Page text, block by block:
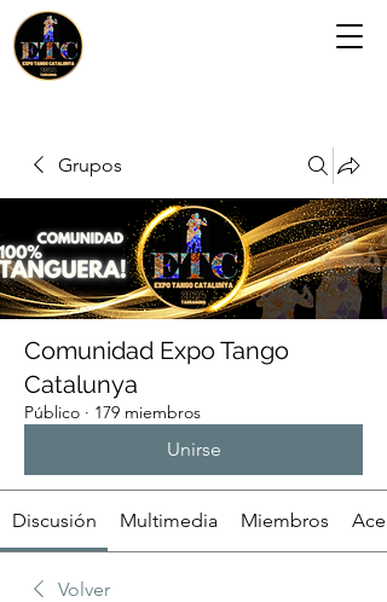
Grupos
Comunidad Expo Tango
Catalunya
Público · 179 miembros
Unirse
Discusión Multimedia Miembros
Volver